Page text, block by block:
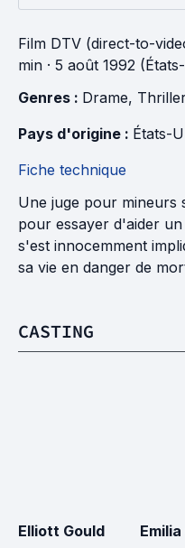
Film DTV (direct-to-
min · 5 août 1992
Genres : Drame,
Pays d'origine : États-
Fiche technique
Une juge pour mineurs
pour essayer d'aider
s'est innocemment
sa vie en danger de
CASTING
Elliott Gould